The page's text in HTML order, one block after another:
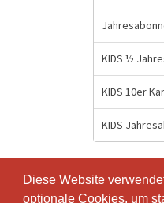
Diese Website
optionale Cookies, um
Diese Website
optionale Cookies, um
KIDS ½
KIDS 10er
KIDS